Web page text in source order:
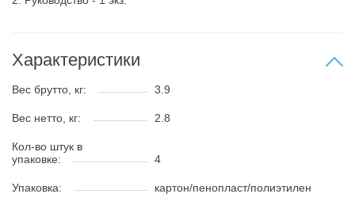
Характеристики
Вес брутто, кг: 3.9
Вес нетто, кг: 2.8
Кол-во штук в
упаковке:
4
Упаковка: картон/пенопласт/полиэтилен